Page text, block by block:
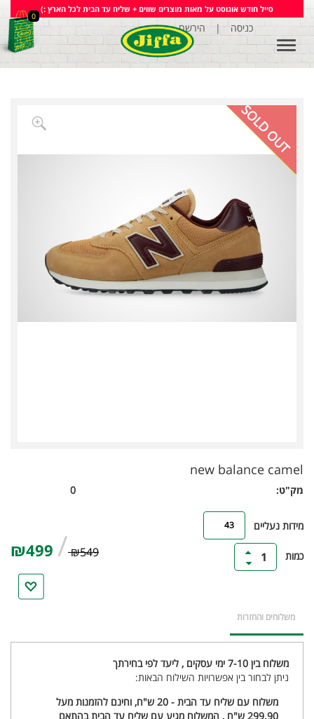
סייל חודש אוגוסט על מאות מוצרים שווים + שליח עד הבית לכל הארץ :)
Toggle
navigation
כניסה | הירשם
0
SOLD OUT
new balance camel
מק"ט:
מידות נעליים 43
כמות 1
0
₪549
/
משלוחים והחזרות
משלוח בין 7-10 ימי עסקים , ליעד לפי בחירתך
ניתן לבחור בין אפשרויות השילוח הבאות:
משלוח עם שליח עד הבית - 20 ש"ח, וחינם להזמנות מעל
299.90 ש"ח , המשלוח מגיע עם שליח עד הבית בהתאם